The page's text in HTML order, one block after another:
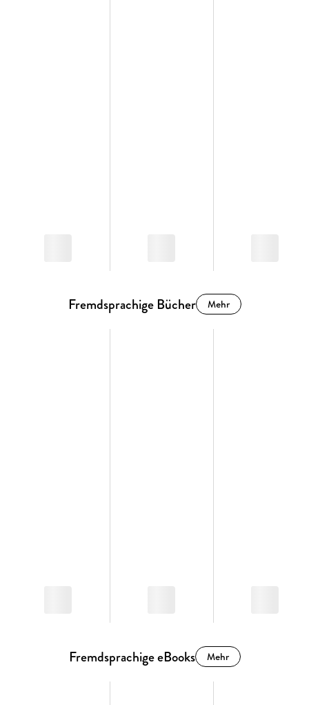
Fremdsprachige Bücher Mehr
Fremdsprachige eBooks Mehr